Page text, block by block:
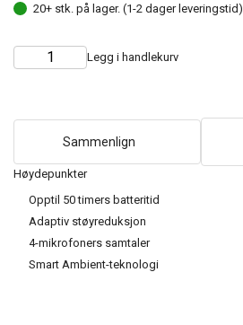
Høydepunkter
Opptil 50 timers batteritid
Adaptiv støyreduksjon
4-mikrofoners samtaler
Smart Ambient-teknologi
20+ stk. på lager. (1-2 dager leveringstid)
Choose
Quantity Legg i handlekurv
Sammenlign